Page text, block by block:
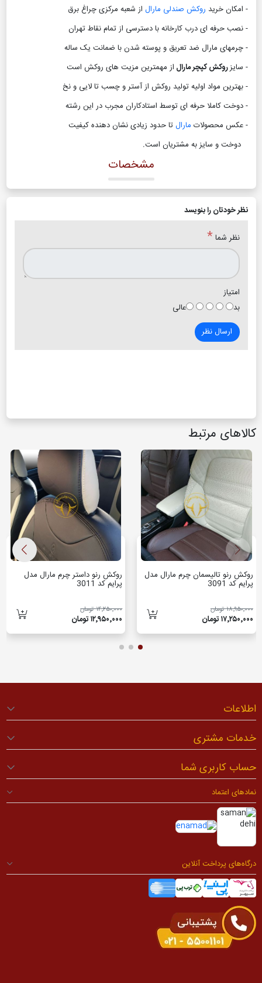
- امکان خرید روکش صندلی مارال از شعبه مرکزی چراغ برق
- نصب حرفه ای درب کارخانه با دسترسی از تمام نقاط تهران
- چرمهای مارال ضد تعریق و پوسته شدن با ضمانت یک ساله
- سایزروکش کپچر مارال از مهمترین مزیت های روکش است
- بهترین مواد اولیه تولید روکش از آستر و چسب تا لایی و نخ
- دوخت کاملا حرفه ای توسط استادکاران مجرب در این رشته
- عکس محصولات مارالتا حدود زیادی نشان دهنده کیفیت
دوخت و سایز به مشتریان است.
مشخصات
نظر خودتان را بنویسد
نظر شما *
امتیاز
بد
عالی
ارسال نظر
کالاهای مرتبط
روکش رنو تالیسمان چرم مارال مدل
پرایم کد 3091
۱۸٬۹۵۰٬۰۰۰ تومان
۱۷٬۲۵۰٬۰۰۰ تومان
روکش رنو داستر چرم مارال مدل
پرایم کد 3011
۱۴٬۲۵۰٬۰۰۰ تومان
۱۲٬۹۵۰٬۰۰۰ تومان
اطلاعات
خدمات مشتری
حساب کاربری شما
نمادهای اعتماد
درگاه‌های پرداخت آنلاین